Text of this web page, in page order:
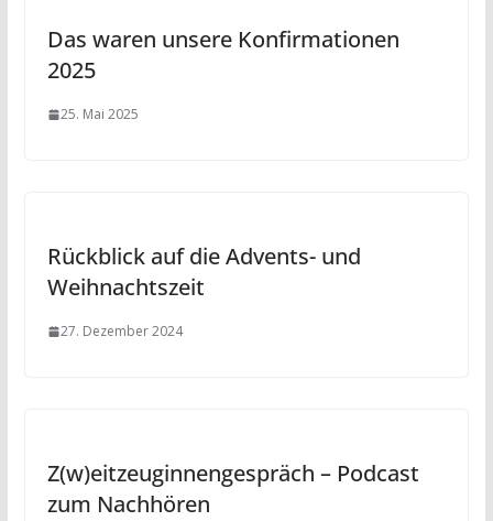
Das waren unsere Konfirmationen
2025
25. Mai 2025
Rückblick auf die Advents- und
Weihnachtszeit
27. Dezember 2024
Z(w)eitzeuginnengespräch – Podcast
zum Nachhören